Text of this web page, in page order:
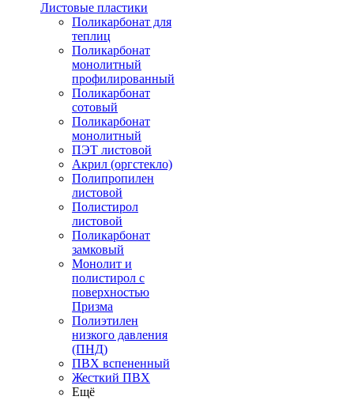
Листовые пластики
Поликарбонат для
теплиц
Поликарбонат
монолитный
профилированный
Поликарбонат
сотовый
Поликарбонат
монолитный
ПЭТ листовой
Акрил (оргстекло)
Полипропилен
листовой
Полистирол
листовой
Поликарбонат
замковый
Монолит и
полистирол с
поверхностью
Призма
Полиэтилен
низкого давления
(ПНД)
ПВХ вспененный
Жесткий ПВХ
Ещё